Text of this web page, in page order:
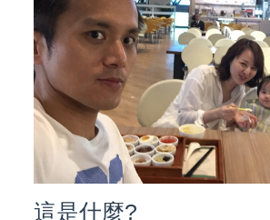
這是什麼?